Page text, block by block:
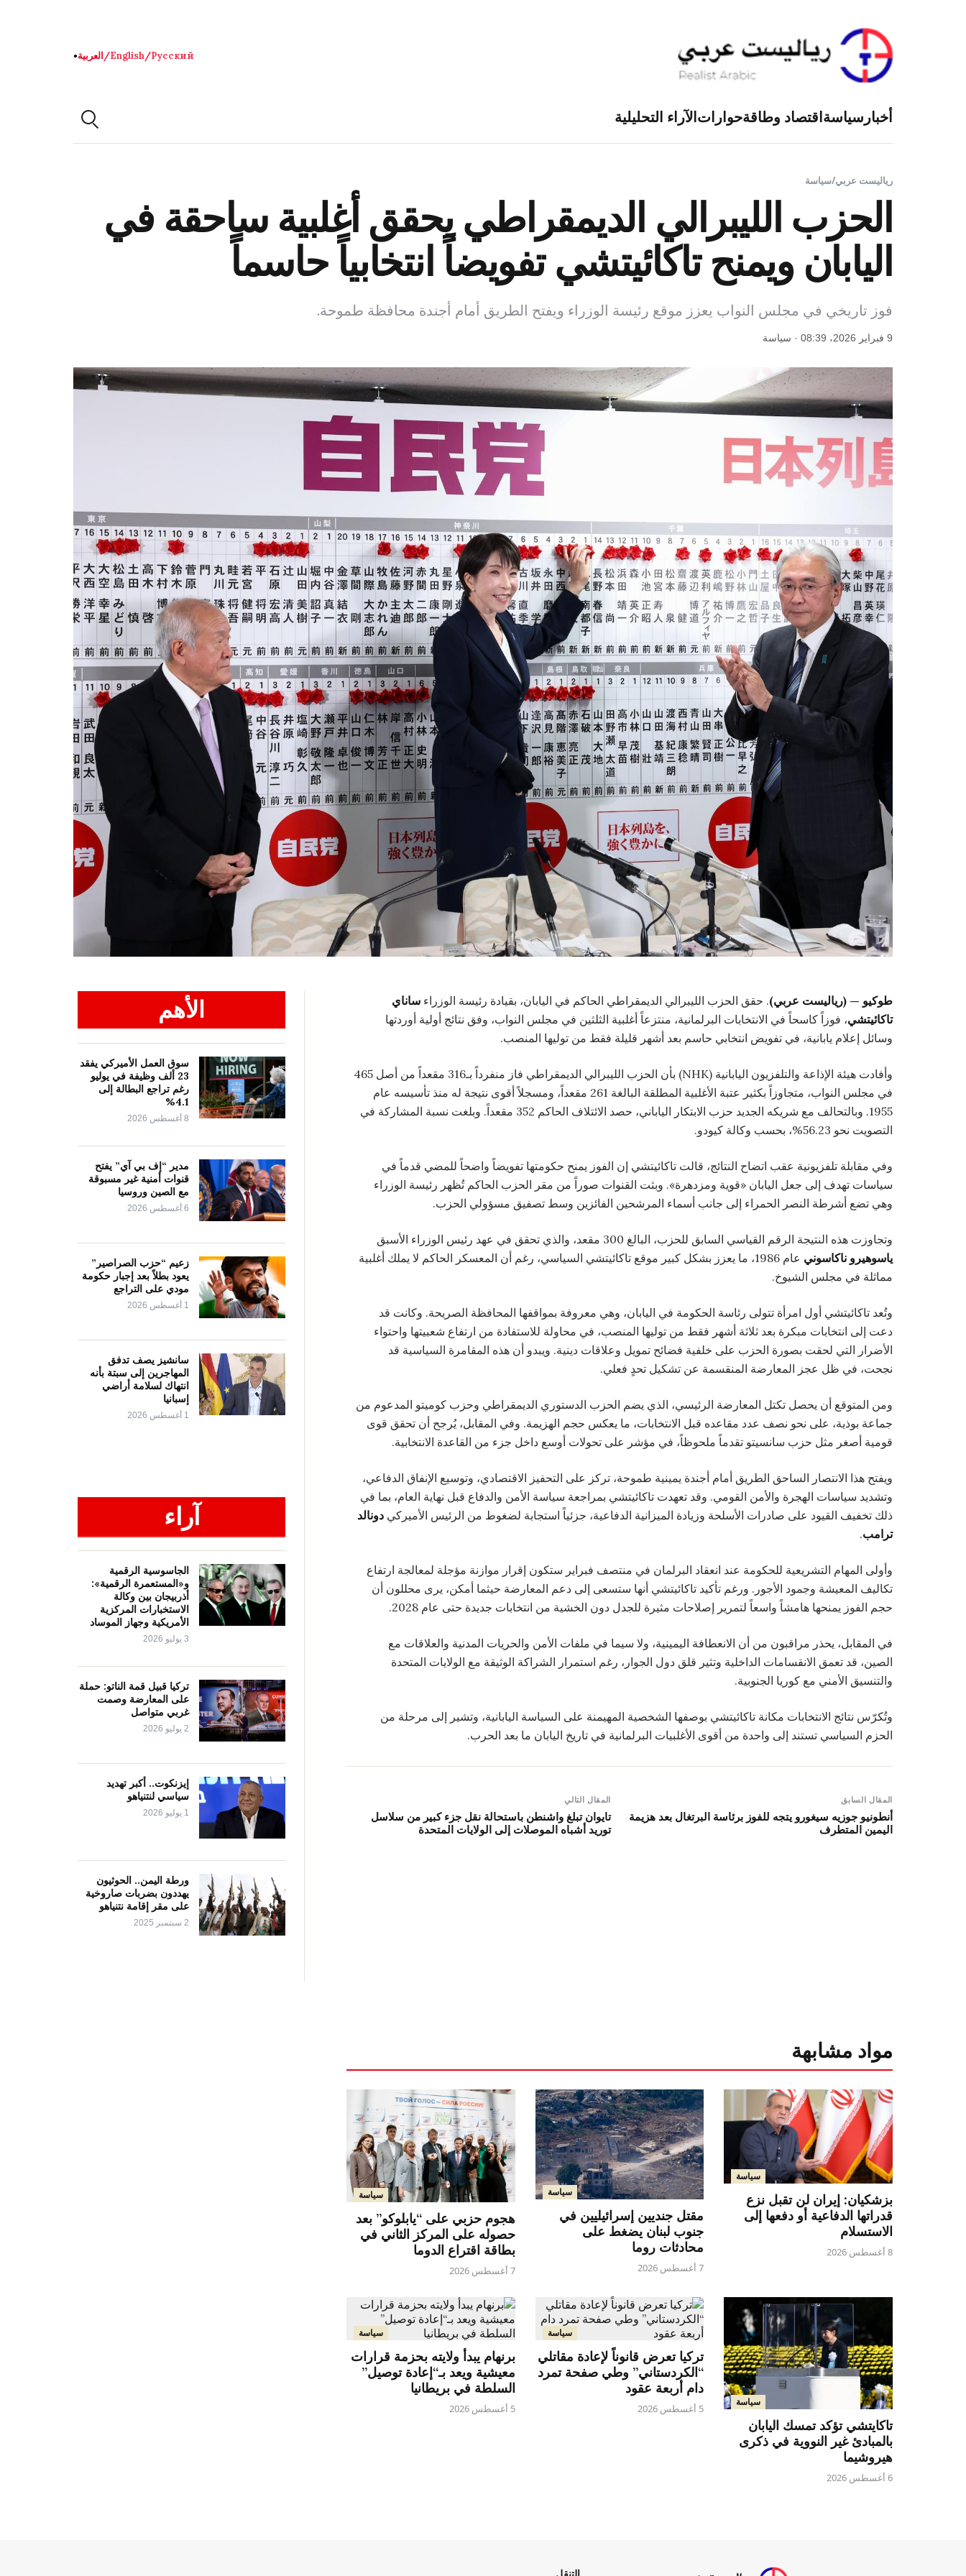
Русский
/
English
/العربية●
أخبار سياسةاقتصاد وطاقةحواراتالآراء التحليلية
رياليست عربي/سياسة
الحزب الليبرالي الديمقراطي يحقق أغلبية ساحقة في
اليابان ويمنح تاكائيتشي تفويضاً انتخابياً حاسماً
فوز تاريخي في مجلس النواب يعزز موقع رئيسة الوزراء ويفتح الطريق أمام أجندة محافظة طموحة.
9 فبراير 2026، 08:39 · سياسة
طوكيو — (رياليست عربي). حقق الحزب الليبرالي الديمقراطي الحاكم في اليابان، بقيادة رئيسة الوزراء ساناي
تاكائيتشي، فوزاً كاسحاً في الانتخابات البرلمانية، منتزعاً أغلبية الثلثين في مجلس النواب، وفق نتائج أولية أوردتها
وسائل إعلام يابانية، في تفويض انتخابي حاسم بعد أشهر قليلة فقط من توليها المنصب.
وأفادت هيئة الإذاعة والتلفزيون اليابانية (NHK) بأن الحزب الليبرالي الديمقراطي فاز منفرداً بـ316 مقعداً من أصل 465
في مجلس النواب، متجاوزاً بكثير عتبة الأغلبية المطلقة البالغة 261 مقعداً، ومسجلاً أقوى نتيجة له منذ تأسيسه عام
1955. وبالتحالف مع شريكه الجديد حزب الابتكار الياباني، حصد الائتلاف الحاكم 352 مقعداً. وبلغت نسبة المشاركة في
التصويت نحو 56.23%، بحسب وكالة كيودو.
وفي مقابلة تلفزيونية عقب اتضاح النتائج، قالت تاكائيتشي إن الفوز يمنح حكومتها تفويضاً واضحاً للمضي قدماً في
سياسات تهدف إلى جعل اليابان «قوية ومزدهرة». وبثت القنوات صوراً من مقر الحزب الحاكم تُظهر رئيسة الوزراء
وهي تضع أشرطة النصر الحمراء إلى جانب أسماء المرشحين الفائزين وسط تصفيق مسؤولي الحزب.
وتجاوزت هذه النتيجة الرقم القياسي السابق للحزب، البالغ 300 مقعد، والذي تحقق في عهد رئيس الوزراء الأسبق
ياسوهيرو ناكاسوني
عام 1986، ما يعزز بشكل كبير موقع تاكائيتشي السياسي، رغم أن المعسكر الحاكم لا يملك أغلبية
مماثلة في مجلس الشيوخ.
وتُعد تاكائيتشي أول امرأة تتولى رئاسة الحكومة في اليابان، وهي معروفة بمواقفها المحافظة الصريحة. وكانت قد
دعت إلى انتخابات مبكرة بعد ثلاثة أشهر فقط من توليها المنصب، في محاولة للاستفادة من ارتفاع شعبيتها واحتواء
الأضرار التي لحقت بصورة الحزب على خلفية فضائح تمويل وعلاقات دينية. ويبدو أن هذه المقامرة السياسية قد
نجحت، في ظل عجز المعارضة المنقسمة عن تشكيل تحدٍ فعلي.
ومن المتوقع أن يحصل تكتل المعارضة الرئيسي، الذي يضم الحزب الدستوري الديمقراطي وحزب كوميتو المدعوم من
جماعة بوذية، على نحو نصف عدد مقاعده قبل الانتخابات، ما يعكس حجم الهزيمة. وفي المقابل، يُرجح أن تحقق قوى
قومية أصغر مثل حزب سانسيتو تقدماً ملحوظاً، في مؤشر على تحولات أوسع داخل جزء من القاعدة الانتخابية.
ويفتح هذا الانتصار الساحق الطريق أمام أجندة يمينية طموحة، تركز على التحفيز الاقتصادي، وتوسيع الإنفاق الدفاعي،
وتشديد سياسات الهجرة والأمن القومي. وقد تعهدت تاكائيتشي بمراجعة سياسة الأمن والدفاع قبل نهاية العام، بما في
ذلك تخفيف القيود على صادرات الأسلحة وزيادة الميزانية الدفاعية، جزئياً استجابة لضغوط من الرئيس الأميركي دونالد
ترامب.
وأولى المهام التشريعية للحكومة عند انعقاد البرلمان في منتصف فبراير ستكون إقرار موازنة مؤجلة لمعالجة ارتفاع
تكاليف المعيشة وجمود الأجور. ورغم تأكيد تاكائيتشي أنها ستسعى إلى دعم المعارضة حيثما أمكن، يرى محللون أن
حجم الفوز يمنحها هامشاً واسعاً لتمرير إصلاحات مثيرة للجدل دون الخشية من انتخابات جديدة حتى عام 2028.
في المقابل، يحذر مراقبون من أن الانعطافة اليمينية، ولا سيما في ملفات الأمن والحريات المدنية والعلاقات مع
الصين، قد تعمق الانقسامات الداخلية وتثير قلق دول الجوار، رغم استمرار الشراكة الوثيقة مع الولايات المتحدة
والتنسيق الأمني مع كوريا الجنوبية.
وتُكرّس نتائج الانتخابات مكانة تاكائيتشي بوصفها الشخصية المهيمنة على السياسة اليابانية، وتشير إلى مرحلة من
الحزم السياسي تستند إلى واحدة من أقوى الأغلبيات البرلمانية في تاريخ اليابان ما بعد الحرب.
المقال السابق
أنطونيو جوزيه سيغورو يتجه للفوز برئاسة البرتغال بعد هزيمة
اليمين المتطرف
المقال التالي
تايوان تبلغ واشنطن باستحالة نقل جزء كبير من سلاسل
توريد أشباه الموصلات إلى الولايات المتحدة
الأهم
سوق العمل الأميركي يفقد
23 ألف وظيفة في يوليو
رغم تراجع البطالة إلى
4.1%
8 أغسطس 2026
مدير “إف بي آي” يفتح
قنوات أمنية غير مسبوقة
مع الصين وروسيا
6 أغسطس 2026
زعيم “حزب الصراصير”
يعود بطلاً بعد إجبار حكومة
مودي على التراجع
1 أغسطس 2026
سانشيز يصف تدفق
المهاجرين إلى سبتة بأنه
انتهاك لسلامة أراضي
إسبانيا
1 أغسطس 2026
آراء
الجاسوسية الرقمية
و«المستعمرة الرقمية»:
أذربيجان بين وكالة
الاستخبارات المركزية
الأمريكية وجهاز الموساد
3 يوليو 2026
تركيا قبيل قمة الناتو: حملة
على المعارضة وصمت
غربي متواصل
2 يوليو 2026
إيزنكوت.. أكبر تهديد
سياسي لنتنياهو
1 يوليو 2026
ورطة اليمن.. الحوثيون
يهددون بضربات صاروخية
على مقر إقامة نتنياهو
2 سبتمبر 2025
مواد مشابهة
سياسة
بزشكيان: إيران لن تقبل نزع
قدراتها الدفاعية أو دفعها إلى
الاستسلام
8 أغسطس 2026
سياسة
مقتل جنديين إسرائيليين في
جنوب لبنان يضغط على
محادثات روما
7 أغسطس 2026
سياسة
هجوم حزبي على “يابلوكو” بعد
حصوله على المركز الثاني في
بطاقة اقتراع الدوما
7 أغسطس 2026
سياسة
تاكايتشي تؤكد تمسك اليابان
بالمبادئ غير النووية في ذكرى
هيروشيما
6 أغسطس 2026
سياسة
تركيا تعرض قانوناً لإعادة مقاتلي
“الكردستاني” وطي صفحة تمرد
دام أربعة عقود
5 أغسطس 2026
سياسة
برنهام يبدأ ولايته بحزمة قرارات
معيشية ويعد بـ“إعادة توصيل”
السلطة في بريطانيا
5 أغسطس 2026
التنقل